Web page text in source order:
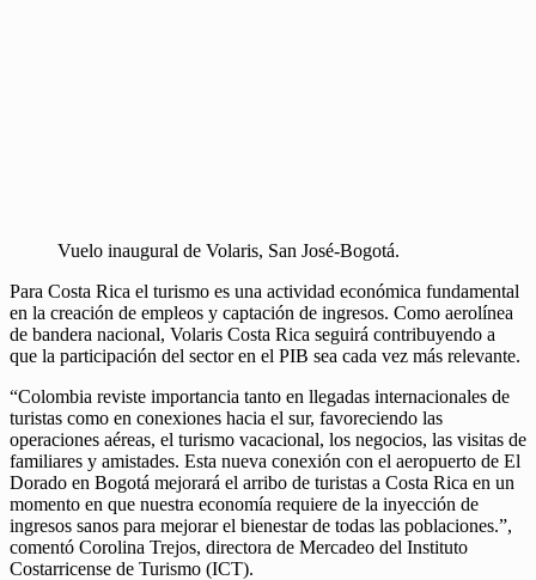
Vuelo inaugural de Volaris, San José-Bogotá.
Para Costa Rica el turismo es una actividad económica fundamental
en la creación de empleos y captación de ingresos. Como aerolínea
de bandera nacional, Volaris Costa Rica seguirá contribuyendo a
que la participación del sector en el PIB sea cada vez más relevante.
“Colombia reviste importancia tanto en llegadas internacionales de
turistas como en conexiones hacia el sur, favoreciendo las
operaciones aéreas, el turismo vacacional, los negocios, las visitas de
familiares y amistades. Esta nueva conexión con el aeropuerto de El
Dorado en Bogotá mejorará el arribo de turistas a Costa Rica en un
momento en que nuestra economía requiere de la inyección de
ingresos sanos para mejorar el bienestar de todas las poblaciones.”,
comentó Corolina Trejos, directora de Mercadeo del Instituto
Costarricense de Turismo (ICT).